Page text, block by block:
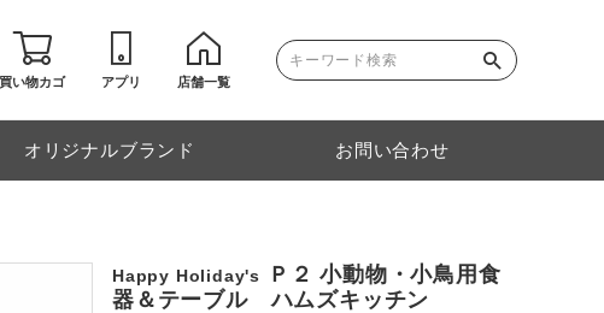
買い物カゴ アプリ 店舗一覧
オリジナルブランド お問い合わせ
Happy Holiday's
Ｐ２ 小動物・小鳥用食
器＆テーブル ハムズキッチン